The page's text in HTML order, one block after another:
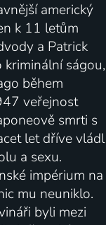
americký
k 11 letům
a Patrick
kriminální ságou,
během
veřejnost
smrti s
let dříve vládl
a sexu.
impérium na
mu neuniklo.
byli mezi